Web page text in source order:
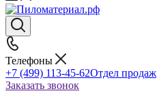
Телефоны
+7 (499) 113-45-62Отдел продаж
Заказать звонок